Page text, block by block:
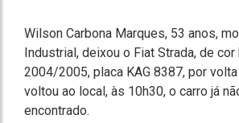
Wilson Carbona Marques, 53 anos,
Industrial, deixou o Fiat Strada, de cor
2004/2005, placa KAG 8387, por
voltou ao local, às 10h30, o carro já
encontrado.